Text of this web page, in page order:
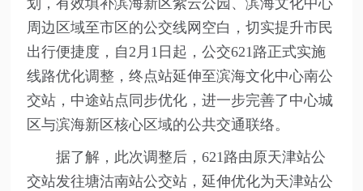
划，有效填补滨海新区紫云公园、滨海文化中心
周边区域至市区的公交线网空白，切实提升市民
出行便捷度，自2月1日起，公交621路正式实施
线路优化调整，终点站延伸至滨海文化中心南公
交站，中途站点同步优化，进一步完善了中心城
区与滨海新区核心区域的公共交通联络。
据了解，此次调整后，621路由原天津站公
交站发往塘沽南站公交站，延伸优化为天津站公